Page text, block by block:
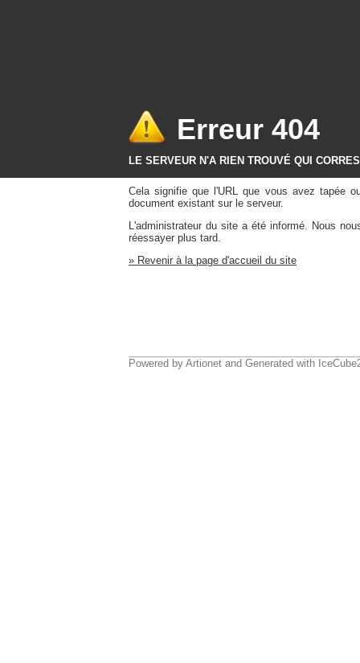
Erreur 404
LE SERVEUR N'A RIEN TROUVÉ QUI
Cela signifie que l'URL que vous avez tapée
document existant sur le serveur.
L'administrateur du site a été informé. Nous
réessayer plus tard.
» Revenir à la page d'accueil du site
Powered by Artionet and Generated with